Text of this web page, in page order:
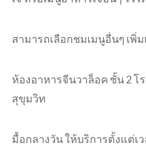
สามารถเลือกชมเมนูอื่นๆ เพิ่
ห้องอาหารจีนวาล็อค ชั้น 2 โ
สุขุมวิท
มื้อกลางวัน ให้บริการตั้งแต่เว